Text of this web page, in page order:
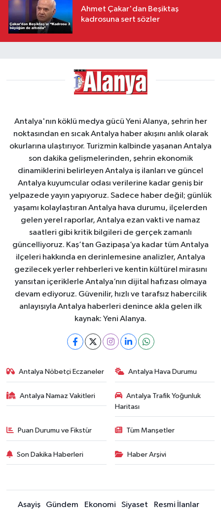
Ahmet Çakar'dan Beşiktaş
kadrosuna sert sözler
Antalya'nın köklü medya gücü Yeni Alanya, şehrin her
noktasından en sıcak Antalya haber akışını anlık olarak
okurlarına ulaştırıyor. Turizmin kalbinde yaşanan Antalya
son dakika gelişmelerinden, şehrin ekonomik
dinamiklerini belirleyen Antalya iş ilanları ve güncel
Antalya kuyumcular odası verilerine kadar geniş bir
yelpazede yayın yapıyoruz. Sadece haber değil; günlük
yaşamı kolaylaştıran Antalya hava durumu, ilçelerden
gelen yerel raporlar, Antalya ezan vakti ve namaz
saatleri gibi kritik bilgileri de gerçek zamanlı
güncelliyoruz. Kaş’tan Gazipaşa’ya kadar tüm Antalya
ilçeleri hakkında en derinlemesine analizler, Antalya
gezilecek yerler rehberleri ve kentin kültürel mirasını
yansıtan içeriklerle Antalya’nın dijital hafızası olmaya
devam ediyoruz. Güvenilir, hızlı ve tarafsız habercilik
anlayışıyla Antalya haberleri denince akla gelen ilk
kaynak: Yeni Alanya.
Antalya Nöbetçi Eczaneler Antalya Hava Durumu
Antalya Namaz Vakitleri
Antalya Trafik Yoğunluk
Haritası
Puan Durumu ve Fikstür Tüm Manşetler
Son Dakika Haberleri Haber Arşivi
Asayiş Gündem Ekonomi Siyaset Resmi İlanlar